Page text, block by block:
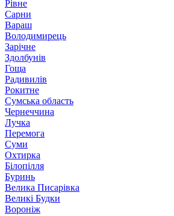
Рівне
Сарни
Вараш
Володимирець
Зарічне
Здолбунів
Гоща
Радивилів
Рокитне
Сумська область
Чернеччина
Лучка
Перемога
Суми
Охтирка
Білопілля
Буринь
Велика Писарівка
Великі Будки
Вороніж